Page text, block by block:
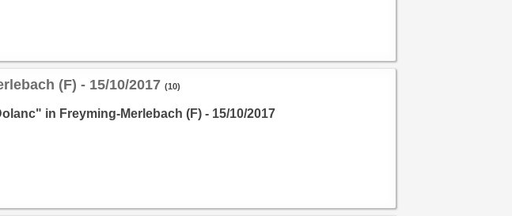
(F) - 15/10/2017 (10)
in Freyming-Merlebach (F) - 15/10/2017